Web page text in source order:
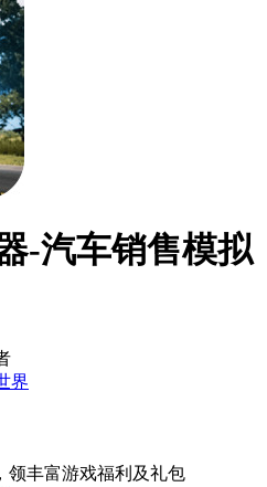
-汽车销售模拟
界
，领丰富游戏福利 及礼包